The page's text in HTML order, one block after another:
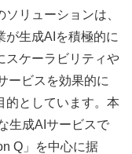
リューションは、
が生成AIを積極的に
スケーラビリティや
ービスを効果的に
的としています。本
生成AIサービスで
Q」を中心に据